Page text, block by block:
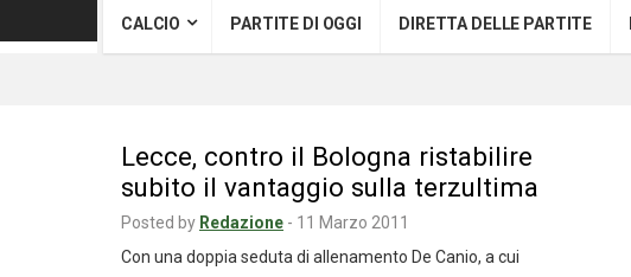
CALCIO PARTITE DI OGGI DIRETTA DELLE PARTITE
Lecce, contro il Bologna ristabilire
subito il vantaggio sulla terzultima
Posted by Redazione - 11 Marzo 2011
Con una doppia seduta di allenamento De Canio, a cui